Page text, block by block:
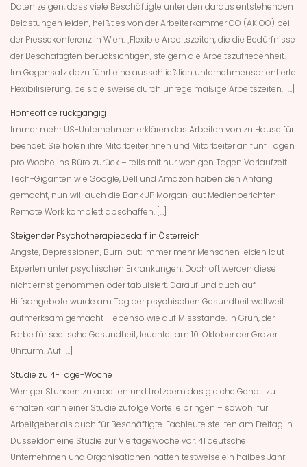
Daten zeigen, dass viele Beschäftigte unter den daraus entstehenden
Belastungen leiden, heißt es von der Arbeiterkammer OÖ (AK OÖ) bei
der Pressekonferenz in Wien. „Flexible Arbeitszeiten, die die Bedürfnisse
der Beschäftigten berücksichtigen, steigern die Arbeitszufriedenheit.
Im Gegensatz dazu führt eine ausschließlich unternehmensorientierte
Flexibilisierung, beispielsweise durch unregelmäßige Arbeitszeiten, […]
Homeoffice rückgängig
Immer mehr US-Unternehmen erklären das Arbeiten von zu Hause für
beendet. Sie holen ihre Mitarbeiterinnen und Mitarbeiter an fünf Tagen
pro Woche ins Büro zurück – teils mit nur wenigen Tagen Vorlaufzeit.
Tech-Giganten wie Google, Dell und Amazon haben den Anfang
gemacht, nun will auch die Bank JP Morgan laut Medienberichten
Remote Work komplett abschaffen. […]
Steigender Psychotherapiededarf in Österreich
Ängste, Depressionen, Burn-out: Immer mehr Menschen leiden laut
Experten unter psychischen Erkrankungen. Doch oft werden diese
nicht ernst genommen oder tabuisiert. Darauf und auch auf
Hilfsangebote wurde am Tag der psychischen Gesundheit weltweit
aufmerksam gemacht – ebenso wie auf Missstände. In Grün, der
Farbe für seelische Gesundheit, leuchtet am 10. Oktober der Grazer
Uhrturm. Auf […]
Studie zu 4-Tage-Woche
Weniger Stunden zu arbeiten und trotzdem das gleiche Gehalt zu
erhalten kann einer Studie zufolge Vorteile bringen – sowohl für
Arbeitgeber als auch für Beschäftigte. Fachleute stellten am Freitag in
Düsseldorf eine Studie zur Viertagewoche vor. 41 deutsche
Unternehmen und Organisationen hatten testweise ein halbes Jahr